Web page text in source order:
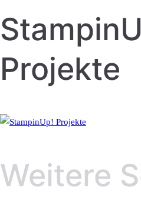
Projekte
Weitere